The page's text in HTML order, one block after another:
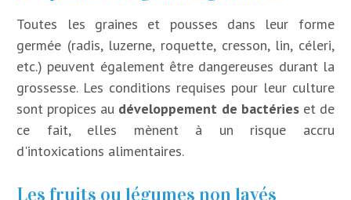
Toutes les graines et pousses dans leur forme
germée (radis, luzerne, roquette, cresson, lin, céleri,
etc.) peuvent également être dangereuses durant la
grossesse. Les conditions requises pour leur culture
sont propices au développement de bactérieset de
ce fait, elles mènent à un risque accru
d'intoxications alimentaires.
Les fruits ou légumes non lavés